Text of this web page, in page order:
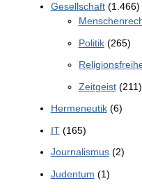
Gesellschaft(1.466)
Politik(265)
Zeitgeist(211)
Hermeneutik(6)
IT(165)
Journalismus(2)
Judentum (1)